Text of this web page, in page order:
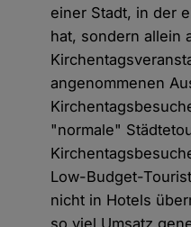
einer Stadt, in der
hat, sondern allein
angenommenen
"normale"
Low-Budget-
nicht in Hotels